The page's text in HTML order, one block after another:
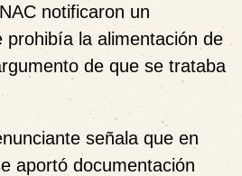
notificaron un
prohibía la alimentación de
de que se trataba
señala que en
aportó documentación